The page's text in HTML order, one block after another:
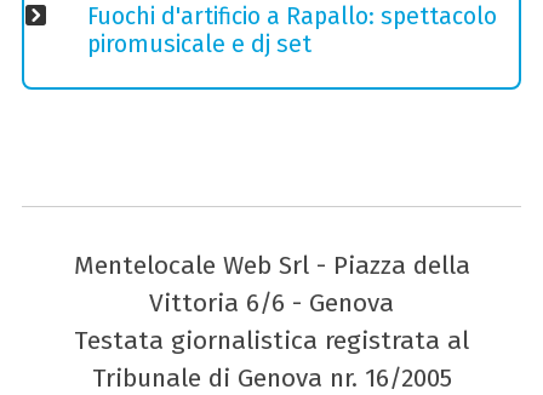
Fuochi d'artificio a Rapallo: spettacolo
piromusicale e dj set
Mentelocale Web Srl - Piazza della
Vittoria 6/6 - Genova
Testata giornalistica registrata al
Tribunale di Genova nr. 16/2005